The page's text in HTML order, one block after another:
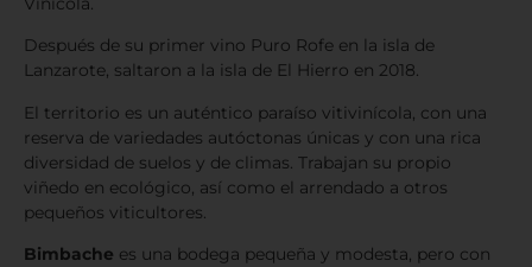
Después de su primer vino Puro Rofe en la isla de
Lanzarote, saltaron a la isla de El Hierro en 2018.
El territorio es un auténtico paraíso vitivinícola, con una
reserva de variedades autóctonas únicas y con una rica
diversidad de suelos y de climas. Trabajan su propio
viñedo en ecológico, así como el arrendado a otros
pequeños viticultores.
Bimbache es una bodega pequeña y modesta, pero con